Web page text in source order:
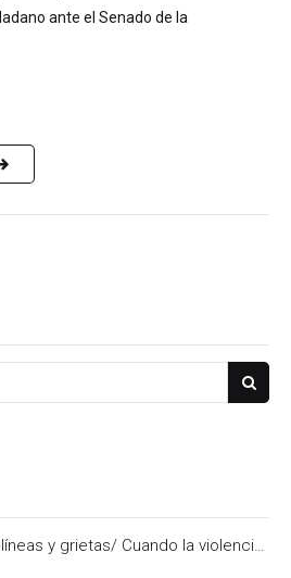
ante el Senado de la
y grietas/ Cuando la violencia